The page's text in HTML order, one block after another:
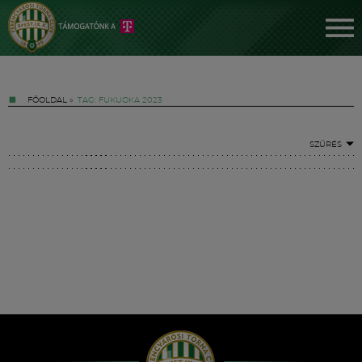
FŐOLDAL » TAG: FUKUOKA 2023
SZŰRÉS
Hírek